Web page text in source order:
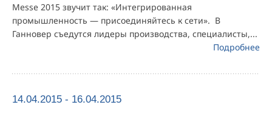
Messe 2015 звучит так: «Интегрированная
промышленность — присоединяйтесь к сети». В
Ганновер съедутся лидеры производства, специалисты,...
Подробнее
14.04.2015 - 16.04.2015